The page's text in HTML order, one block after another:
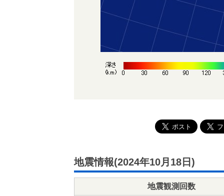
地震情報(2024年10月18日)
地震観測回数